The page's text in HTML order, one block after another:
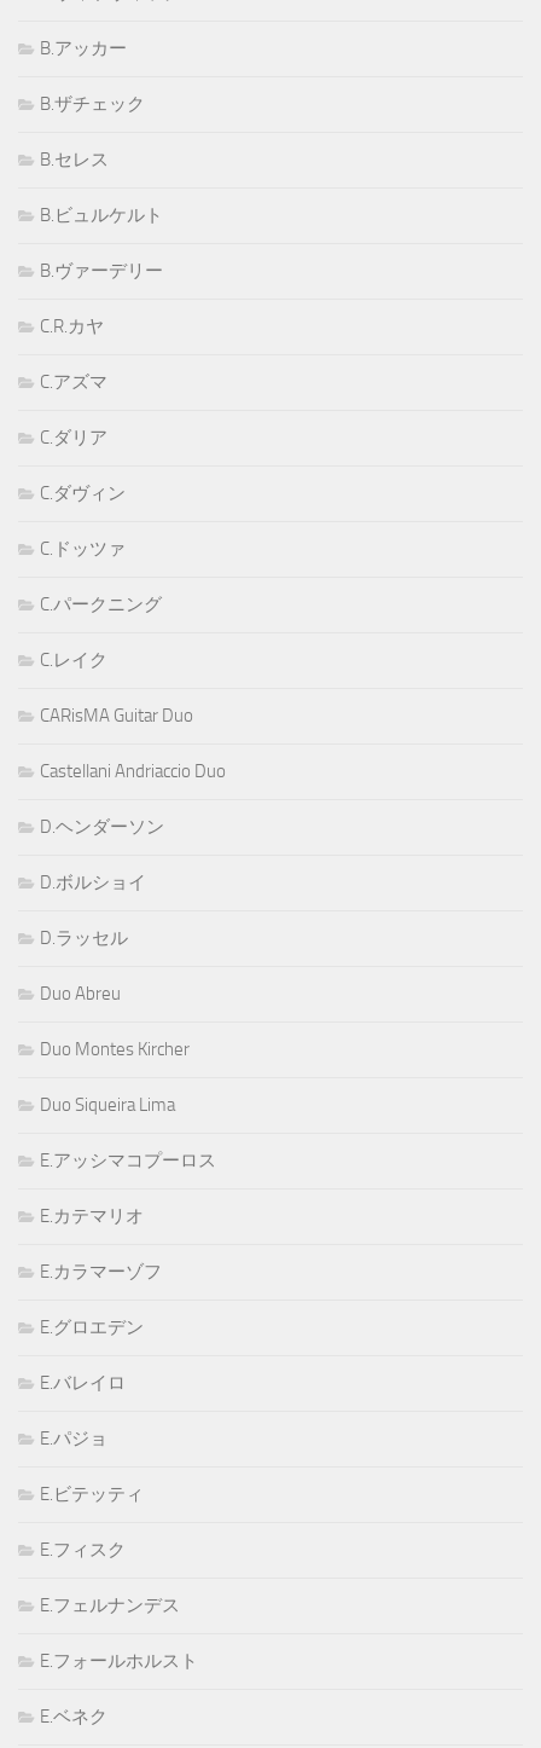
B.アッカー
B.ザチェック
B.セレス
B.ビュルケルト
B.ヴァーデリー
C.R.カヤ
C.アズマ
C.ダリア
C.ダヴィン
C.ドッツァ
C.パークニング
C.レイク
CARisMA Guitar Duo
Castellani Andriaccio Duo
D.ヘンダーソン
D.ボルショイ
D.ラッセル
Duo Abreu
Duo Montes Kircher
Duo Siqueira Lima
E.アッシマコプーロス
E.カテマリオ
E.カラマーゾフ
E.グロエデン
E.バレイロ
E.パジョ
E.ビテッティ
E.フィスク
E.フェルナンデス
E.フォールホルスト
E.ベネク